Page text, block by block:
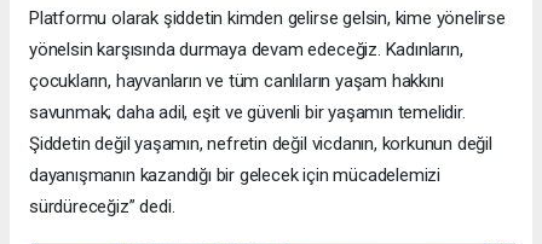
Platformu olarak şiddetin kimden gelirse gelsin, kime yönelirse
yönelsin karşısında durmaya devam edeceğiz. Kadınların,
çocukların, hayvanların ve tüm canlıların yaşam hakkını
savunmak; daha adil, eşit ve güvenli bir yaşamın temelidir.
Şiddetin değil yaşamın, nefretin değil vicdanın, korkunun değil
dayanışmanın kazandığı bir gelecek için mücadelemizi
sürdüreceğiz” dedi.